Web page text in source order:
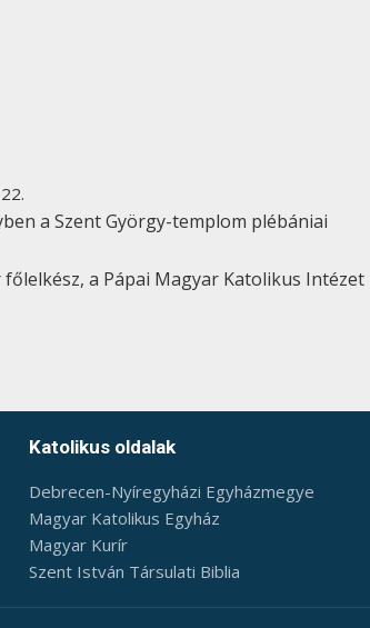
a Szent György-templom plébániai
a Pápai Magyar Katolikus Intézet
Katolikus oldalak
Debrecen-Nyíregyházi Egyházmegye
Magyar Katolikus Egyház
Magyar Kurír
Szent István Társulati Biblia